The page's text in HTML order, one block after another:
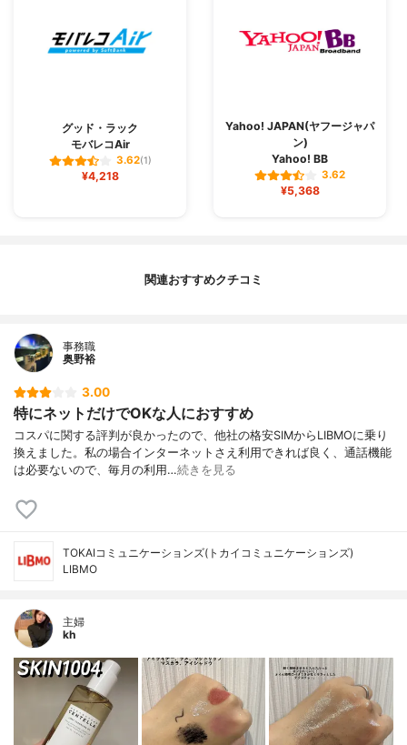
グッド・ラック
モバレコAir
3.62(1)
¥4,218
Yahoo! JAPAN(ヤフージャパ
ン)
Yahoo! BB
3.62
¥5,368
関連おすすめクチコミ
事務職
奥野裕
3.00
特にネットだけでOKな人におすすめ
コスパに関する評判が良かったので、他社の格安SIMからLIBMOに乗り
換えました。私の場合インターネットさえ利用できれば良く、通話機能
は必要ないので、毎月の利用…続きを見る
TOKAIコミュニケーションズ(トカイコミュニケーションズ)
LIBMO
主婦
kh